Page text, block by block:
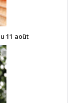
11 août